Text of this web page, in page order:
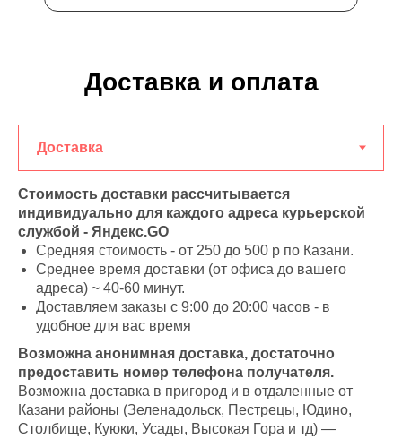
Доставка и оплата
Стоимость доставки рассчитывается
индивидуально для каждого адреса курьерской
службой - Яндекс.GO
Средняя стоимость - от 250 до 500 р по Казани.
Среднее время доставки (от офиса до вашего
адреса) ~ 40-60 минут.
Доставляем заказы с 9:00 до 20:00 часов - в
удобное для вас время
Возможна анонимная доставка, достаточно
предоставить номер телефона получателя.
Возможна доставка в пригород и в отдаленные от
Казани районы (Зеленадольск, Пестрецы, Юдино,
Столбище, Куюки, Усады, Высокая Гора и тд) —